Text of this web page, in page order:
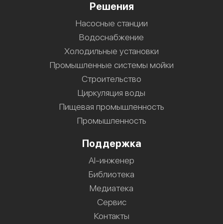
Решения
Насосные станции
Водоснабжение
Холодильные установки
Промышленные системы мойки
Строительство
Циркуляция воды
Пищевая промышленность
Промышленность
Поддержка
AI-инженер
Библиотека
Медиатека
Сервис
Контакты